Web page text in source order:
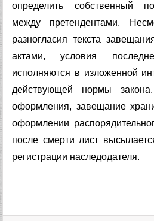
определить собственный
между претендентами.
разногласия текста
актами, условия
исполняются в изложенной
действующей нормы
оформления, завещание
оформлении
после смерти лист
регистрации наследодателя.